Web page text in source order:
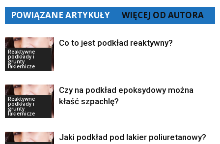
POWIĄZANE ARTYKUŁY WIĘCEJ OD AUTORA
Reaktywne
podkłady i
grunty
lakiernicze
Co to jest podkład reaktywny?
Reaktywne
podkłady i
grunty
lakiernicze
Czy na podkład epoksydowy można
kłaść szpachlę?
Jaki podkład pod lakier poliuretanowy?